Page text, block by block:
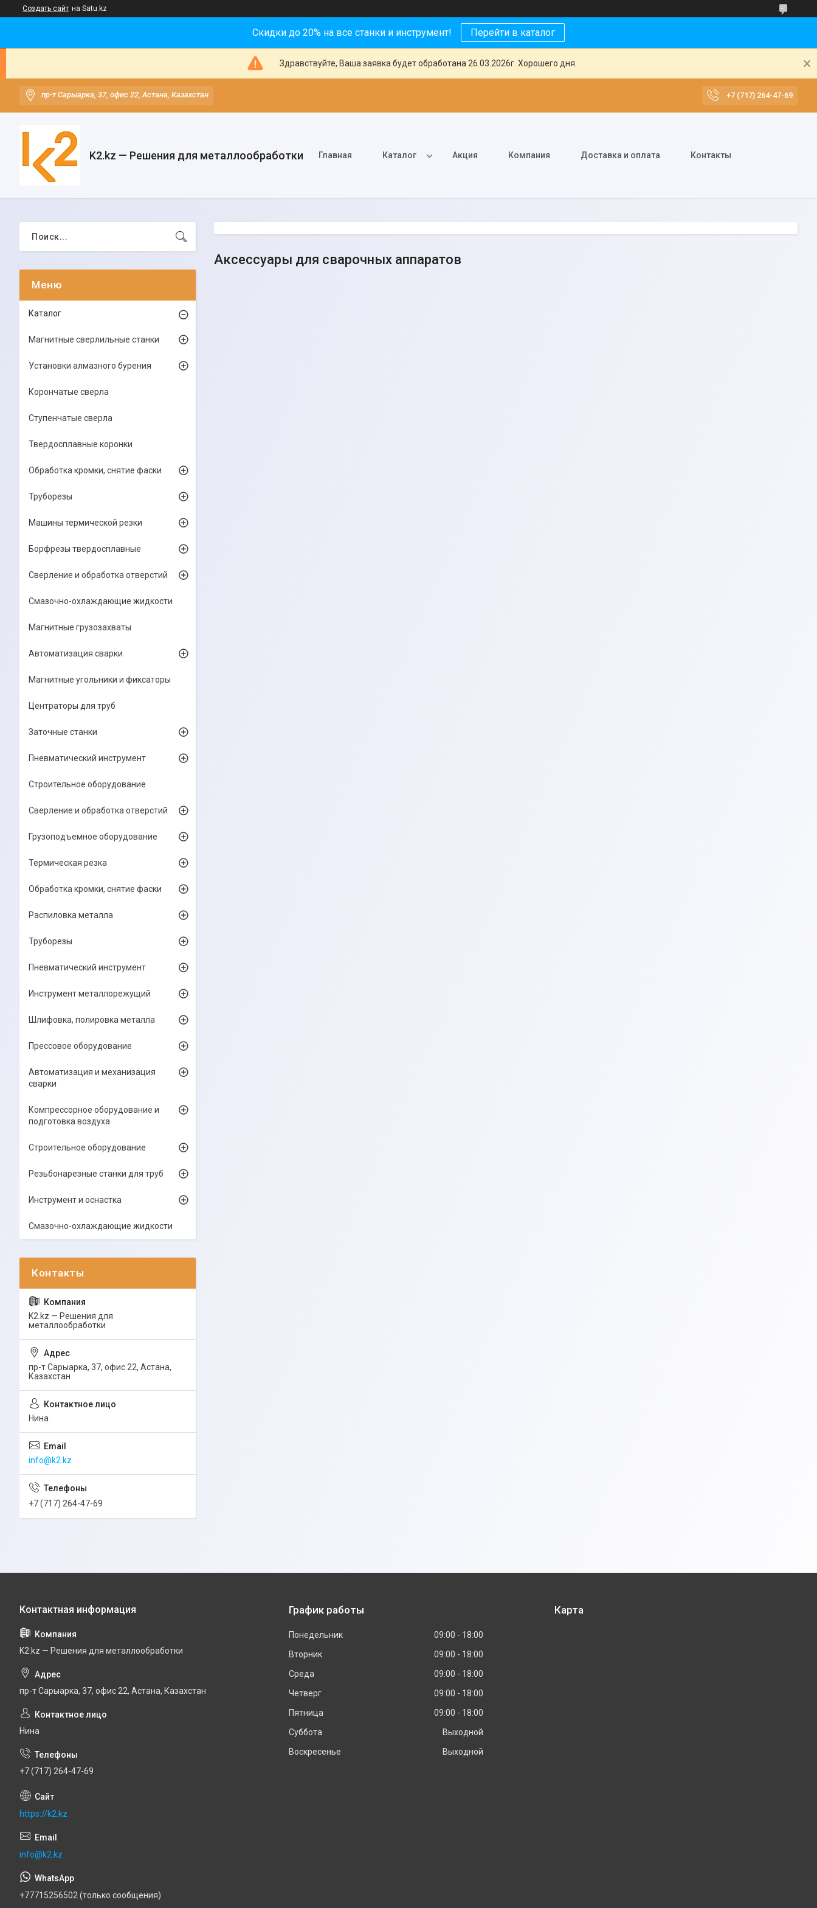
Создать сайт на Satu.kz
Скидки до 20% на все станки и инструмент! Перейти в каталог
Здравствуйте, Ваша заявка будет обработана 26.03.2026г. Хорошего дня.
пр-т Сарыарка, 37, офис 22, Астана, Казахстан +7 (717) 264-47-69
K2.kz — Решения для металлообработки Главная Каталог Акция Компания Доставка и оплата Контакты
Аксессуары для сварочных аппаратов
Каталог
Магнитные сверлильные станки
Установки алмазного бурения
Корончатые сверла
Ступенчатые сверла
Твердосплавные коронки
Обработка кромки, снятие фаски
Труборезы
Машины термической резки
Борфрезы твердосплавные
Сверление и обработка отверстий
Смазочно-охлаждающие жидкости
Магнитные грузозахваты
Автоматизация сварки
Магнитные угольники и фиксаторы
Центраторы для труб
Заточные станки
Пневматический инструмент
Строительное оборудование
Сверление и обработка отверстий
Грузоподъемное оборудование
Термическая резка
Обработка кромки, снятие фаски
Распиловка металла
Труборезы
Пневматический инструмент
Инструмент металлорежущий
Шлифовка, полировка металла
Прессовое оборудование
Автоматизация и механизация
сварки
Компрессорное оборудование и
подготовка воздуха
Строительное оборудование
Резьбонарезные станки для труб
Инструмент и оснастка
Смазочно-охлаждающие жидкости
K2.kz — Решения для
металлообработки
пр-т Сарыарка, 37, офис 22, Астана,
Казахстан
Нина
info@k2.kz
+7 (717) 264-47-69
K2.kz — Решения для металлообработки
пр-т Сарыарка, 37, офис 22, Астана, Казахстан
Нина
+7 (717) 264-47-69
https://k2.kz
info@k2.kz
+77715256502 (только сообщения)
График работы
Понедельник 09:00
18:00
Вторник
09:00
18:00
Среда
09:00
18:00
Четверг
09:00
18:00
Пятница
09:00
18:00
Суббота
Выходной
Воскресенье
Выходной
Карта